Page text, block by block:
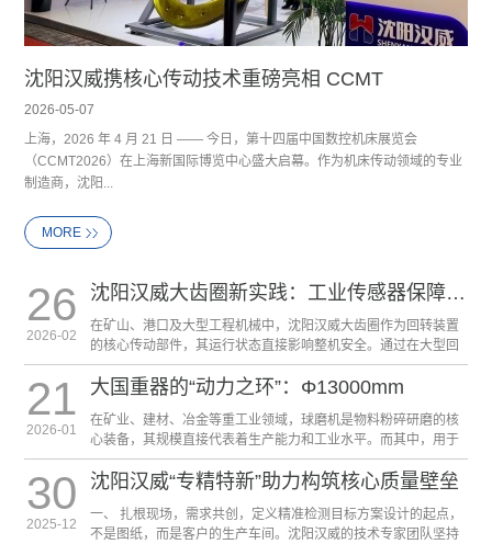
沈阳汉威携核心传动技术重磅亮相 CCMT
2026-05-07
上海，2026 年 4 月 21 日 —— 今日，第十四届中国数控机床展览会
（CCMT2026）在上海新国际博览中心盛大启幕。作为机床传动领域的专业
制造商，沈阳...
MORE
26
2026-02
沈阳汉威大齿圈新实践：工业传感器保障大型
在矿山、港口及大型工程机械中，沈阳汉威大齿圈作为回转装置
的核心传动部件，其运行状态直接影响整机安全。通过在大型回
转支撑的大齿圈啮合区域及轴承座关键...
21
2026-01
大国重器的“动力之环”：Φ13000mm
在矿业、建材、冶金等重工业领域，球磨机是物料粉碎研磨的核
心装备，其规模直接代表着生产能力和工业水平。而其中，用于
驱动筒体长达数十米、总重数千吨的巨型球磨机旋转的...
30
2025-12
沈阳汉威“专精特新”助力构筑核心质量壁垒
一、 扎根现场，需求共创，定义精准检测目标方案设计的起点，
不是图纸，而是客户的生产车间。沈阳汉威的技术专家团队坚持